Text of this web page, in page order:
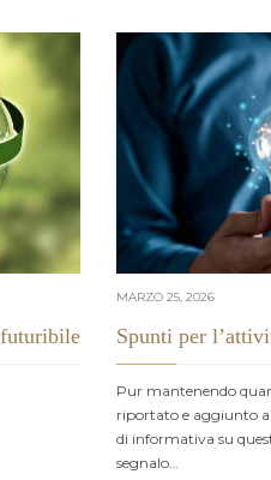
MARZO 25, 2026
Spunti per
Pur mantenendo
riportato e aggiunto
di informativa su
segnalo…